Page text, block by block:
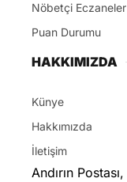
Nöbetçi Eczaneler
Puan Durumu
HAKKIMIZDA
Künye
Hakkımızda
İletişim
Andırın